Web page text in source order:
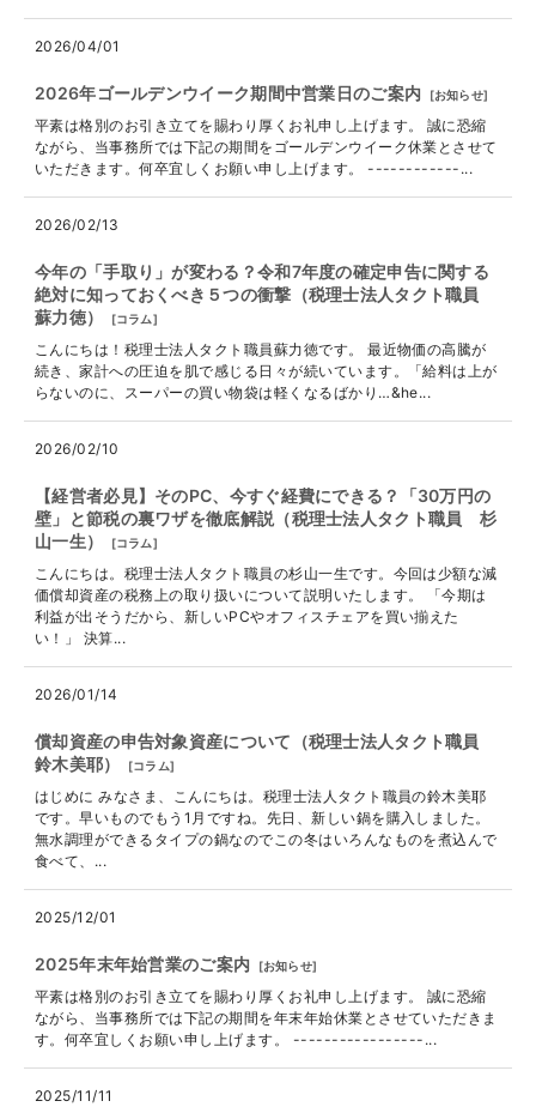
2026/04/01
2026年ゴールデンウイーク期間中営業日のご案内 [お知らせ]
平素は格別のお引き立てを賜わり厚くお礼申し上げます。 誠に恐縮
ながら、当事務所では下記の期間をゴールデンウイーク休業とさせて
いただきます。何卒宜しくお願い申し上げます。 ------------...
2026/02/13
今年の「手取り」が変わる？令和7年度の確定申告に関する
絶対に知っておくべき５つの衝撃（税理士法人タクト職員
蘇力徳）
[コラム]
こんにちは！税理士法人タクト職員蘇力徳です。 最近物価の高騰が
続き、家計への圧迫を肌で感じる日々が続いています。「給料は上が
らないのに、スーパーの買い物袋は軽くなるばかり…&he...
2026/02/10
【経営者必見】そのPC、今すぐ経費にできる？「30万円の
壁」と節税の裏ワザを徹底解説（税理士法人タクト職員 杉
山一生）
[コラム]
こんにちは。税理士法人タクト職員の杉山一生です。今回は少額な減
価償却資産の税務上の取り扱いについて説明いたします。 「今期は
利益が出そうだから、新しいPCやオフィスチェアを買い揃えた
い！」 決算...
2026/01/14
償却資産の申告対象資産について（税理士法人タクト職員
鈴木美耶）
[コラム]
はじめに みなさま、こんにちは。税理士法人タクト職員の鈴木美耶
です。早いものでもう1月ですね。先日、新しい鍋を購入しました。
無水調理ができるタイプの鍋なのでこの冬はいろんなものを煮込んで
食べて、...
2025/12/01
2025年末年始営業のご案内 [お知らせ]
平素は格別のお引き立てを賜わり厚くお礼申し上げます。 誠に恐縮
ながら、当事務所では下記の期間を年末年始休業とさせていただきま
す。何卒宜しくお願い申し上げます。 -----------------...
2025/11/11